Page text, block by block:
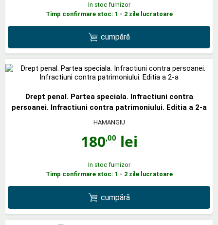
In stoc furnizor
Timp confirmare stoc: 1 - 2 zile lucratoare
cumpără
Drept penal. Partea speciala. Infractiuni contra
persoanei. Infractiuni contra patrimoniului. Editia a 2-a
HAMANGIU
180,00 lei
In stoc furnizor
Timp confirmare stoc: 1 - 2 zile lucratoare
cumpără